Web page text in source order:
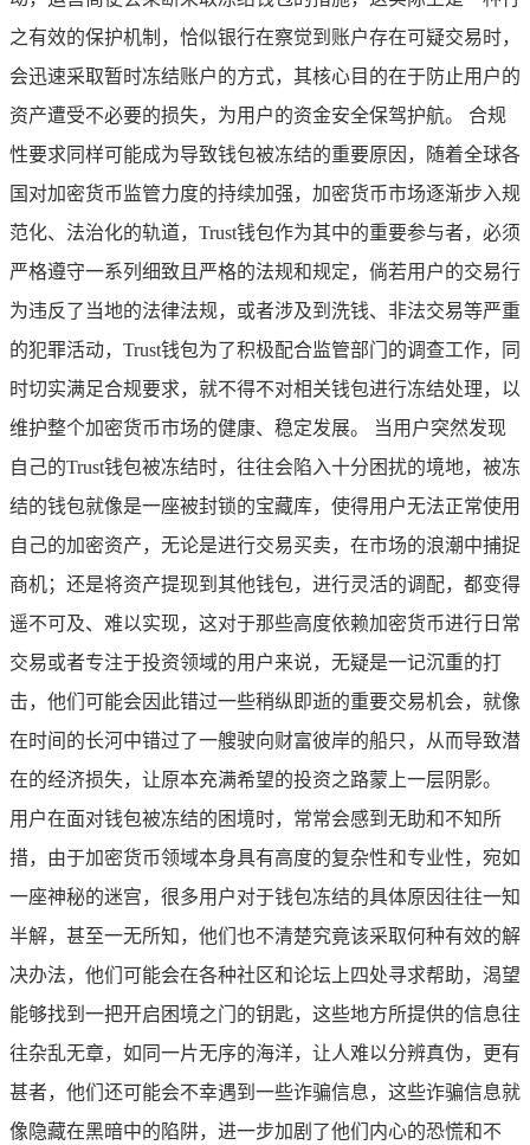
之有效的保护机制，恰似银行在察觉到账户存在可疑交易时，
会迅速采取暂时冻结账户的方式，其核心目的在于防止用户的
资产遭受不必要的损失，为用户的资金安全保驾护航。 合规
性要求同样可能成为导致钱包被冻结的重要原因，随着全球各
国对加密货币监管力度的持续加强，加密货币市场逐渐步入规
范化、法治化的轨道，Trust钱包作为其中的重要参与者，必须
严格遵守一系列细致且严格的法规和规定，倘若用户的交易行
为违反了当地的法律法规，或者涉及到洗钱、非法交易等严重
的犯罪活动，Trust钱包为了积极配合监管部门的调查工作，同
时切实满足合规要求，就不得不对相关钱包进行冻结处理，以
维护整个加密货币市场的健康、稳定发展。 当用户突然发现
自己的Trust钱包被冻结时，往往会陷入十分困扰的境地，被冻
结的钱包就像是一座被封锁的宝藏库，使得用户无法正常使用
自己的加密资产，无论是进行交易买卖，在市场的浪潮中捕捉
商机；还是将资产提现到其他钱包，进行灵活的调配，都变得
遥不可及、难以实现，这对于那些高度依赖加密货币进行日常
交易或者专注于投资领域的用户来说，无疑是一记沉重的打
击，他们可能会因此错过一些稍纵即逝的重要交易机会，就像
在时间的长河中错过了一艘驶向财富彼岸的船只，从而导致潜
在的经济损失，让原本充满希望的投资之路蒙上一层阴影。
用户在面对钱包被冻结的困境时，常常会感到无助和不知所
措，由于加密货币领域本身具有高度的复杂性和专业性，宛如
一座神秘的迷宫，很多用户对于钱包冻结的具体原因往往一知
半解，甚至一无所知，他们也不清楚究竟该采取何种有效的解
决办法，他们可能会在各种社区和论坛上四处寻求帮助，渴望
能够找到一把开启困境之门的钥匙，这些地方所提供的信息往
往杂乱无章，如同一片无序的海洋，让人难以分辨真伪，更有
甚者，他们还可能会不幸遇到一些诈骗信息，这些诈骗信息就
像隐藏在黑暗中的陷阱，进一步加剧了他们内心的恐慌和不